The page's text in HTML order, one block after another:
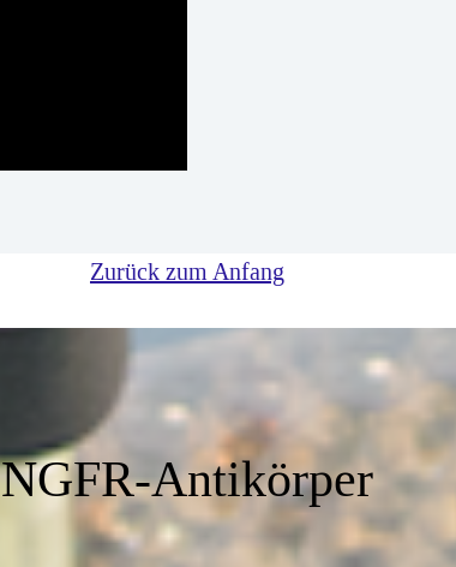
Zurück zum Anfang
NGFR-Antikörper